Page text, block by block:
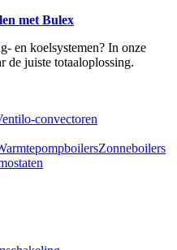
met Bulex
en koelsystemen? In onze
de juiste totaaloplossing.
convectoren
Zonneboilers